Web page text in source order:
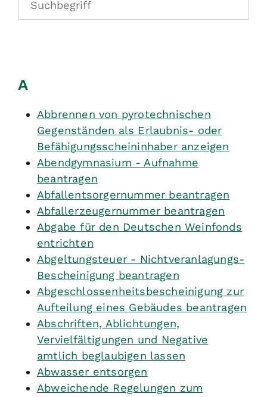
A
Abbrennen von pyrotechnischen
Gegenständen als Erlaubnis- oder
Befähigungsscheininhaber anzeigen
Abendgymnasium - Aufnahme
beantragen
Abfallentsorgernummer beantragen
Abfallerzeugernummer beantragen
Abgabe für den Deutschen Weinfonds
entrichten
Abgeltungsteuer - Nichtveranlagungs-
Bescheinigung beantragen
Abgeschlossenheitsbescheinigung zur
Aufteilung eines Gebäudes beantragen
Abschriften, Ablichtungen,
Vervielfältigungen und Negative
amtlich beglaubigen lassen
Abwasser entsorgen
Abweichende Regelungen zum